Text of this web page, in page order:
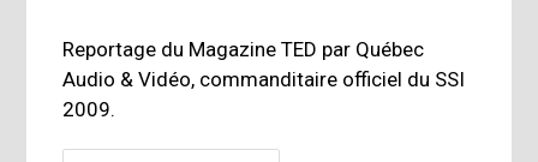
Reportage du Magazine TED par Québec
Audio & Vidéo, commanditaire officiel du SSI
2009.